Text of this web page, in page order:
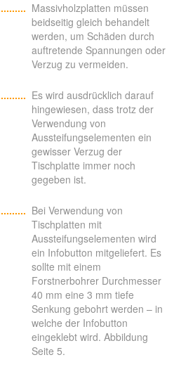
Massivholzplatten müssen
beidseitig gleich behandelt
werden, um Schäden durch
auftretende Spannungen oder
Verzug zu vermeiden.
Es wird ausdrücklich darauf
hingewiesen, dass trotz der
Verwendung von
Aussteifungselementen ein
gewisser Verzug der
Tischplatte immer noch
gegeben ist.
Bei Verwendung von
Tischplatten mit
Aussteifungselementen wird
ein Infobutton mitgeliefert. Es
sollte mit einem
Forstnerbohrer Durchmesser
40 mm eine 3 mm tiefe
Senkung gebohrt werden – in
welche der Infobutton
eingeklebt wird. Abbildung
Seite 5.